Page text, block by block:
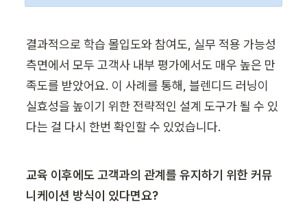
결과적으로 학습 몰입도와 참여도, 실무 적용 가능성
측면에서 모두 고객사 내부 평가에서도 매우 높은 만
족도를 받았어요. 이 사례를 통해, 블렌디드 러닝이
실효성을 높이기 위한 전략적인 설계 도구가 될 수 있
다는 걸 다시 한번 확인할 수 있었습니다.
교육 이후에도 고객과의 관계를 유지하기 위한 커뮤
니케이션 방식이 있다면요?